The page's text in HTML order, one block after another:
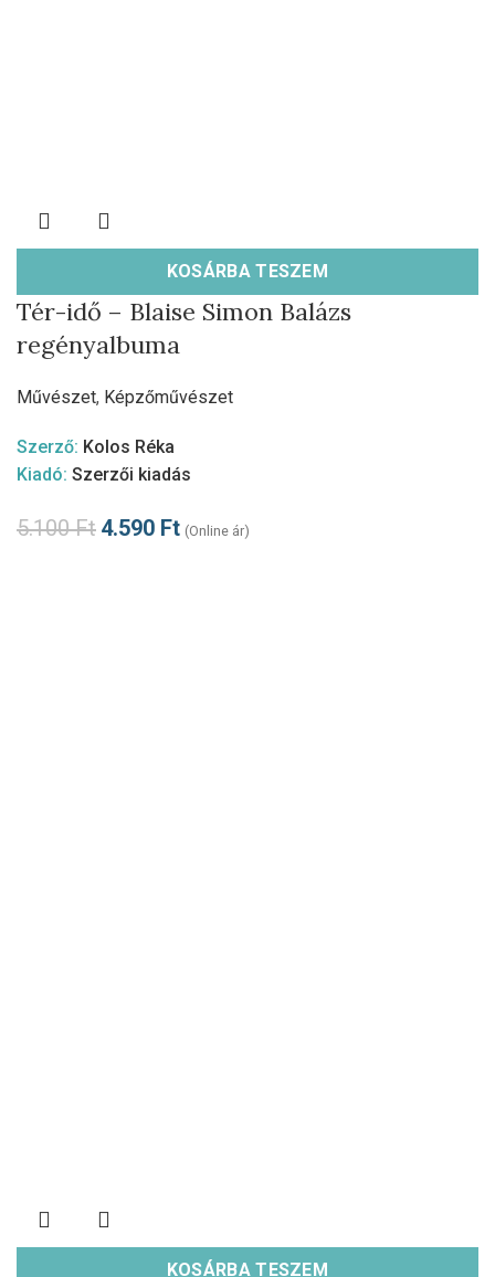
KOSÁRBA TESZEM
Tér-idő – Blaise Simon Balázs
regényalbuma
Művészet, Képzőművészet
Szerző: Kolos Réka
Kiadó: Szerzői kiadás
5.100Ft 4.590 Ft (Online ár)
KOSÁRBA TESZEM